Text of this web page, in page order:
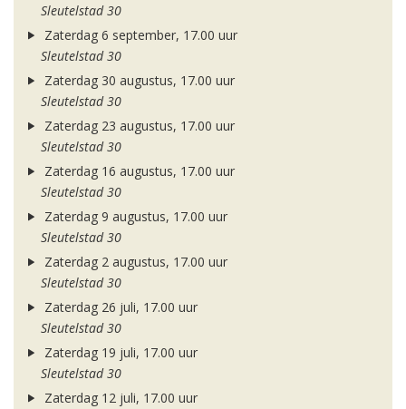
Sleutelstad 30
Zaterdag 6 september, 17.00 uur
Sleutelstad 30
Zaterdag 30 augustus, 17.00 uur
Sleutelstad 30
Zaterdag 23 augustus, 17.00 uur
Sleutelstad 30
Zaterdag 16 augustus, 17.00 uur
Sleutelstad 30
Zaterdag 9 augustus, 17.00 uur
Sleutelstad 30
Zaterdag 2 augustus, 17.00 uur
Sleutelstad 30
Zaterdag 26 juli, 17.00 uur
Sleutelstad 30
Zaterdag 19 juli, 17.00 uur
Sleutelstad 30
Zaterdag 12 juli, 17.00 uur